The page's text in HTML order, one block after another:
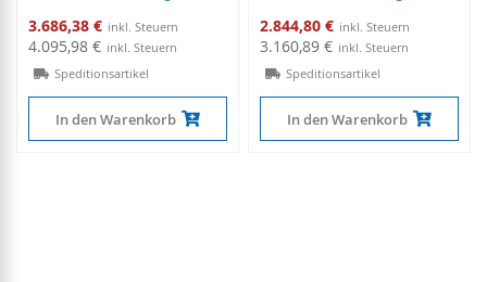
Sonderangebot
3.686,38 €
4.095,98 €
Speditionsartikel
In den Warenkorb
Sonderangebot
2.844,80 €
3.160,89 €
Speditionsartikel
In den Warenkorb